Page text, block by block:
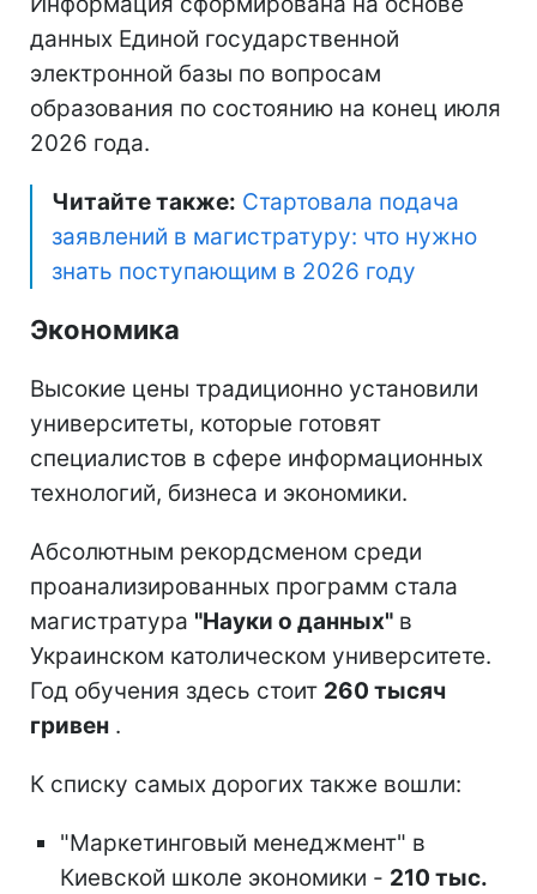
данных Единой государственной
электронной базы по вопросам
образования по состоянию на конец июля
2026 года.
Читайте также: Стартовала подача
заявлений в магистратуру: что нужно
знать поступающим в 2026 году
Экономика
Высокие цены традиционно установили
университеты, которые готовят
специалистов в сфере информационных
технологий, бизнеса и экономики.
Абсолютным рекордсменом среди
проанализированных программ стала
магистратура "Науки о данных" в
Украинском католическом университете.
Год обучения здесь стоит 260 тысяч
гривен .
К списку самых дорогих также вошли:
"Маркетинговый менеджмент" в
Киевской школе экономики - 210 тыс.